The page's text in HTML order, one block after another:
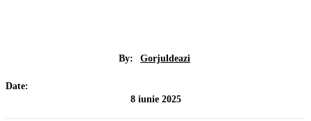
By: Gorjuldeazi
Date:
8 iunie 2025